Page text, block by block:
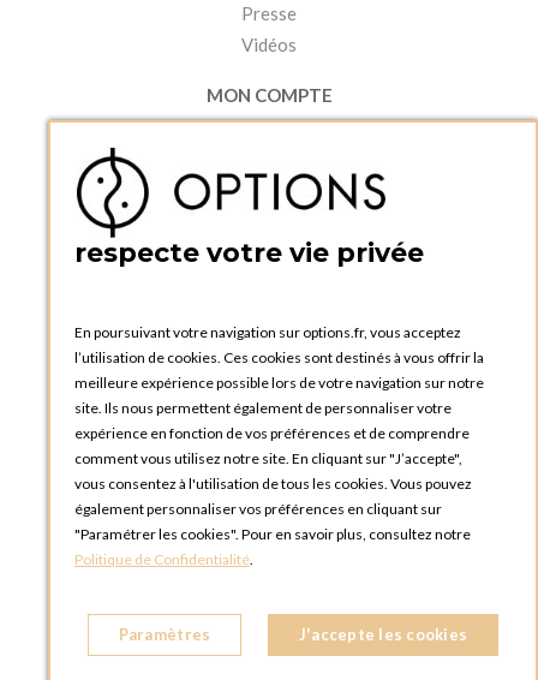
Presse
Vidéos
MON COMPTE
Accéder à mon compte
Créer un compte
PRATIQUE
Catalogues et bons de commande
Tutoriels
OPTIONS LUXEMBOURG
13 rue Paul Rischard
5324 Contern
LUXEMBOURG
BOUTIQUE OPTIONS LUXEMBOURG
respecte votre vie privée
En poursuivant votre navigation sur options.fr, vous acceptez
l’utilisation de cookies. Ces cookies sont destinés à vous offrir la
meilleure expérience possible lors de votre navigation sur notre
site. Ils nous permettent également de personnaliser votre
expérience en fonction de vos préférences et de comprendre
comment vous utilisez notre site. En cliquant sur "J’accepte",
vous consentez à l'utilisation de tous les cookies. Vous pouvez
également personnaliser vos préférences en cliquant sur
"Paramétrer les cookies". Pour en savoir plus, consultez notre
Politique de Confidentialité.
Paramètres J'accepte les cookies